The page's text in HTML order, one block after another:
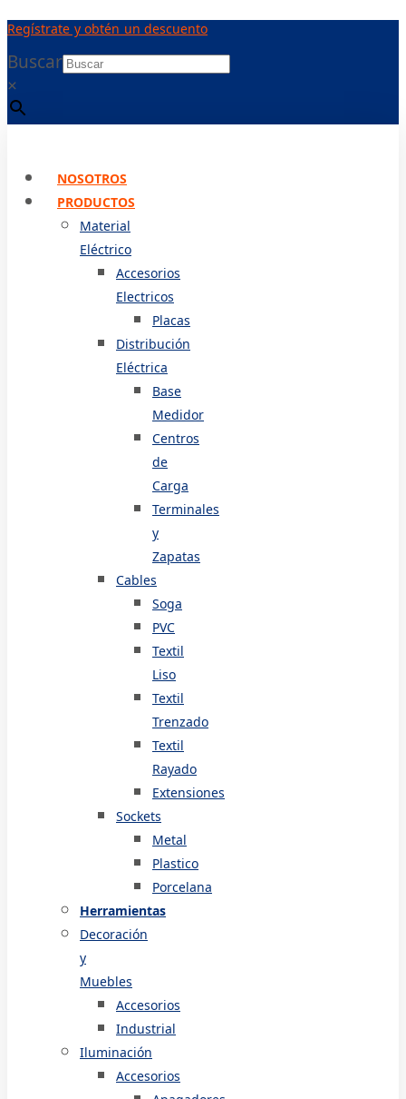
al
Regístrate y obtén un descuento
Buscar
×
NOSOTROS
PRODUCTOS
Material
Eléctrico
Accesorios
Electricos
Placas
Distribución
Eléctrica
Base
Medidor
Centros
de
Carga
Terminales
y
Zapatas
Cables
Soga
PVC
Textil
Liso
Textil
Trenzado
Textil
Rayado
Extensiones
Sockets
Metal
Plastico
Porcelana
Herramientas
Decoración
y
Muebles
Accesorios
Industrial
Iluminación
Accesorios